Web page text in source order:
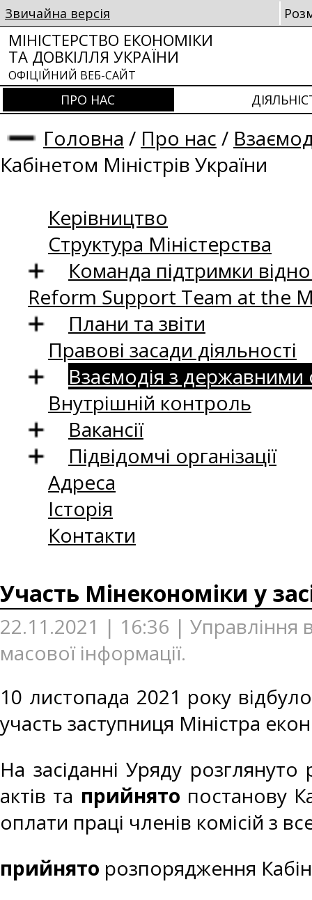
Звичайна версія
МІНІСТЕРСТВО ЕКОНОМІКИ
ТА ДОВКІЛЛЯ УКРАЇНИ
ОФІЦІЙНИЙ ВЕБ-САЙТ
ПРО НАС
Головна / Про нас /
Кабінетом Міністрів України
Керівництво
Структура Міністерства
Команда підтримки
Reform Support Team at the
Плани та звіти
Правові засади діяльності
Взаємодія з
Внутрішній контроль
Вакансії
Підвідомчі організації
Адреса
Історія
Контакти
Участь Мінекономіки у
22.11.2021 | 16:36 | Управління
масової інформації.
10 листопада 2021 року
участь заступниця Міністра
На засіданні Уряду
актів та прийнято постанову
оплати праці членів комісій з
прийнято розпорядження